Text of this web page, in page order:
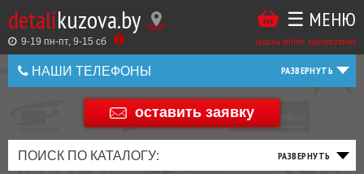
detalikuzova.by
9-19 пн-пт, 9-15 cб заказы online: круглосуточно
☰ МЕНЮ
НАШИ ТЕЛЕФОНЫ
+375 44 586 05 44
оставить заявку
ПОИСК ПО КАТАЛОГУ:
Купить
в
1
ТАКЖЕ
ВЫ
МОЖЕТЕ
У
ЗАКАЗАТЬ